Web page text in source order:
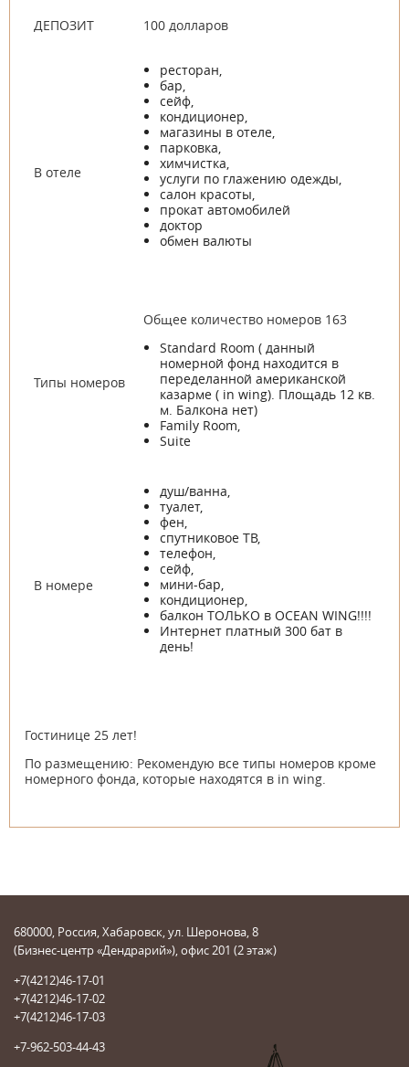
ДЕПОЗИТ 100 долларов
В отеле
ресторан,
бар,
сейф,
кондиционер,
магазины в отеле,
парковка,
химчистка,
услуги по глажению одежды,
салон красоты,
прокат автомобилей
доктор
обмен валюты
Типы номеров
Общее количество номеров 163
Standard Room ( данный
номерной фонд находится в
переделанной американской
казарме ( in wing). Площадь 12 кв.
м. Балкона нет)
Family Room,
Suite
В номере
душ/ванна,
туалет,
фен,
спутниковое ТВ,
телефон,
сейф,
мини-бар,
кондиционер,
балкон ТОЛЬКО в OCEAN WING!!!!
Интернет платный 300 бат в
день!
Гостинице 25 лет!
По размещению: Рекомендую все типы номеров кроме
номерного фонда, которые находятся в in wing.
680000, Россия, Хабаровск, ул. Шеронова, 8
(Бизнес-центр «Дендрарий»), офис 201 (2 этаж)
+7(4212)46-17-01
+7(4212)46-17-02
+7(4212)46-17-03
+7-962-503-44-43